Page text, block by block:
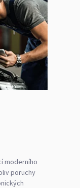
moderního
poruchy